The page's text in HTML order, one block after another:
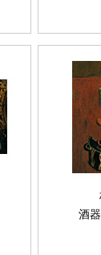
酒